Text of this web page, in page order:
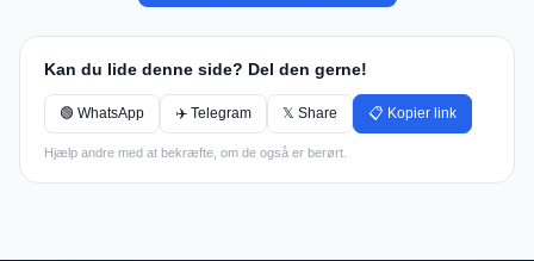
Kan du lide denne side? Del den gerne!
🟢 WhatsApp ✈️ Telegram 𝕏 Share 📋 Kopier link
Hjælp andre med at bekræfte, om de også er berørt.